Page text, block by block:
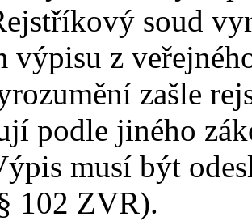
soud
výpisu z
zašle
podle jiného
musí být
102 ZVR).